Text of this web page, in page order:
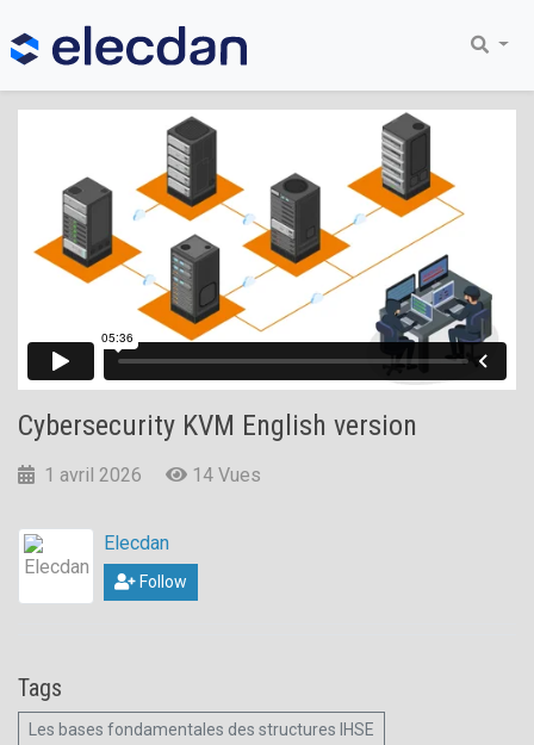
Cybersecurity KVM English version
1 avril 2026 14 Vues
Elecdan
Follow
Tags
Les bases fondamentales des structures IHSE